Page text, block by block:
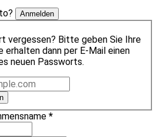
Anmelden
vergessen? Bitte geben Sie Ihre
erhalten dann per E-Mail einen
neuen Passworts.
*